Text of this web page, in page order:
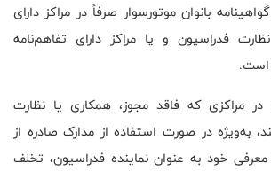
بانوان موتورسوار صرفاً در مراکز دارای
فدراسیون و یا مراکز دارای تفاهم‌نامه
است.
مراکزی که فاقد مجوز، همکاری یا نظارت
به‌ویژه در صورت استفاده از مدارک صادره از
خود به عنوان نماینده فدراسیون، تخلف